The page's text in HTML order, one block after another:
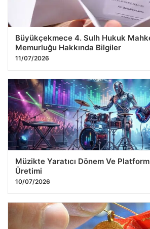
Büyükçekmece 4. Sulh Hukuk
Memurluğu Hakkında Bilgiler
11/07/2026
Müzikte Yaratıcı Dönem Ve
Üretimi
10/07/2026